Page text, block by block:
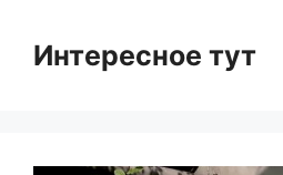
contentИнтересное тут